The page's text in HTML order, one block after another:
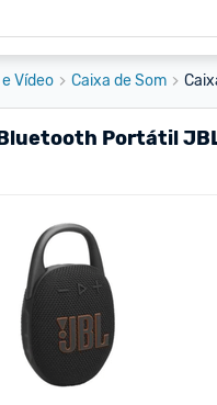
Vídeo Caixa de Som
Portátil